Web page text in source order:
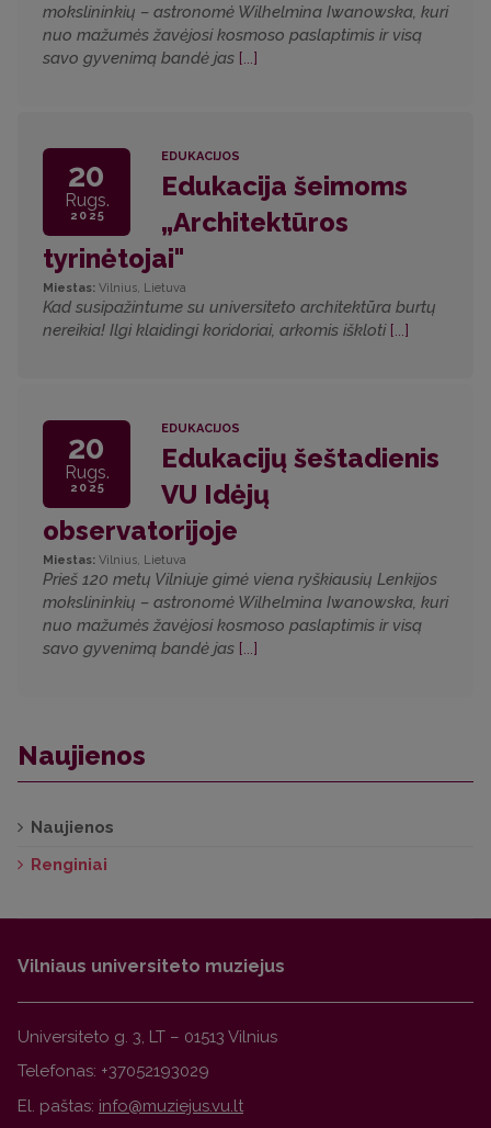
mokslininkių – astronomė Wilhelmina Iwanowska, kuri
nuo mažumės žavėjosi kosmoso paslaptimis ir visą
savo gyvenimą bandė jas [...]
20
Rugs.
2025
EDUKACIJOS
Edukacija šeimoms
„Architektūros
tyrinėtojai"
Miestas: Vilnius, Lietuva
Kad susipažintume su universiteto architektūra burtų
nereikia! Ilgi klaidingi koridoriai, arkomis iškloti [...]
20
Rugs.
2025
EDUKACIJOS
Edukacijų šeštadienis
VU Idėjų
observatorijoje
Miestas: Vilnius, Lietuva
Prieš 120 metų Vilniuje gimė viena ryškiausių Lenkijos
mokslininkių – astronomė Wilhelmina Iwanowska, kuri
nuo mažumės žavėjosi kosmoso paslaptimis ir visą
savo gyvenimą bandė jas [...]
Naujienos
Naujienos
Renginiai
Vilniaus universiteto muziejus
Universiteto g. 3, LT – 01513 Vilnius
Telefonas: +37052193029
El. paštas: